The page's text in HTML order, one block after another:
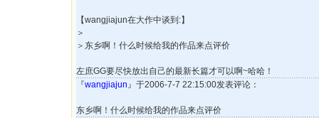
【wangjiajun在大作中谈到:】
＞
＞东乡啊！什么时候给我的作品来点评价
左庶GG要尽快放出自己的最新长篇才可以啊~哈哈！
『wangjiajun』于2006-7-7 22:15:00发表评论：
东乡啊！什么时候给我的作品来点评价